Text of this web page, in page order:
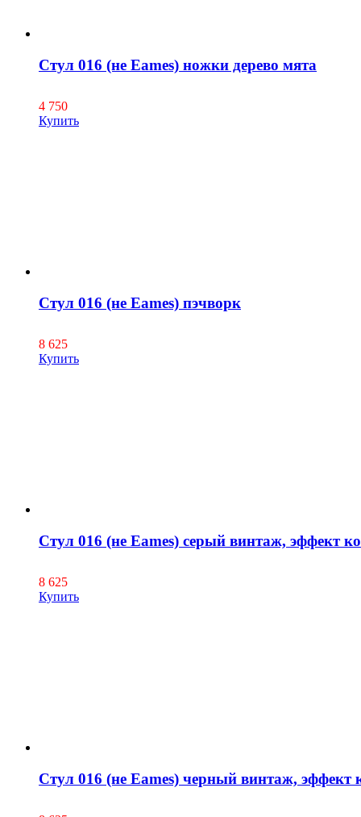
Стул 016 (не Eames) ножки дерево мята
4 750
Купить
Стул 016 (не Eames) пэчворк
8 625
Купить
Стул 016 (не Eames) серый винтаж, эффект
8 625
Купить
Стул 016 (не Eames) черный винтаж, эффект